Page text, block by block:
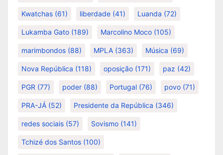
Kwatchas (61) liberdade (41) Luanda (72)
Lukamba Gato (189) Marcolino Moco (105)
marimbondos (88) MPLA (363) Música (69)
Nova República (118) oposição (171) paz (42)
PGR (77) poder (88) Portugal (76) povo (71)
PRA-JÁ (52) Presidente da República (346)
redes sociais (57) Sovismo (141)
Tchizé dos Santos (100)